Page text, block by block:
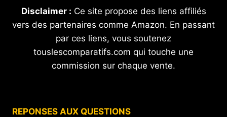
Disclaimer : Ce site propose des liens affiliés
vers des partenaires comme Amazon. En passant
par ces liens, vous soutenez
touslescomparatifs.com qui touche une
commission sur chaque vente.
REPONSES AUX QUESTIONS